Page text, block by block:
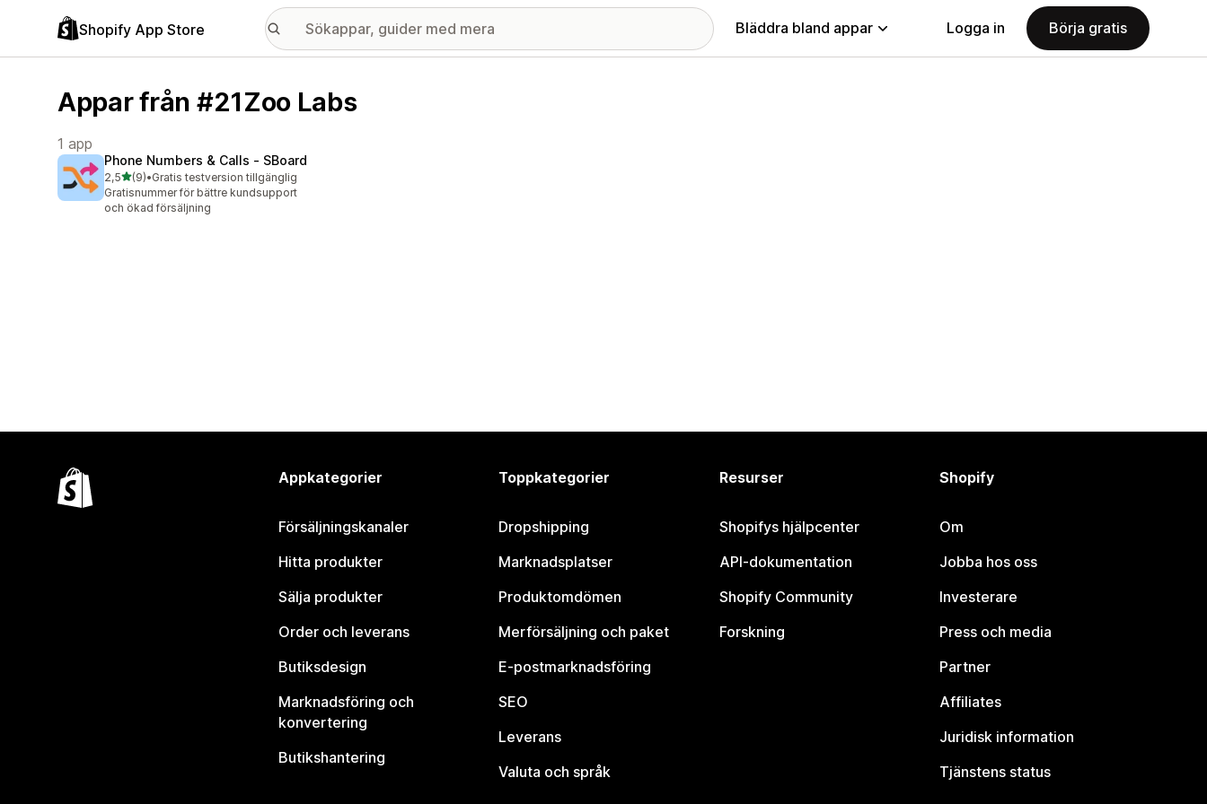
Shopify App Store Bläddra bland appar Logga in Börja gratis
Appar från #21Zoo Labs
1 app
Phone Numbers & Calls ‑ SBoard
2,5av 5 stjärnor
(9)
9 recensioner totalt
•Gratis testversion tillgänglig
Gratisnummer för bättre kundsupport
och ökad försäljning
Appkategorier
Försäljningskanaler
Hitta produkter
Sälja produkter
Order och leverans
Butiksdesign
Marknadsföring och
konvertering
Butikshantering
Toppkategorier
Dropshipping
Marknadsplatser
Produktomdömen
Merförsäljning och paket
E-postmarknadsföring
SEO
Leverans
Valuta och språk
Resurser
Shopifys hjälpcenter
API-dokumentation
Shopify Community
Forskning
Shopify
Om
Jobba hos oss
Investerare
Press och media
Partner
Affiliates
Juridisk information
Tjänstens status